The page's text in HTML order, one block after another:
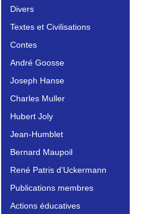
Divers
Textes et Civilisations
Contes
André Goosse
Joseph Hanse
Charles Muller
Hubert Joly
Jean-Humblet
Bernard Maupoil
René Patris d’Uckermann
Publications membres
Actions éducatives